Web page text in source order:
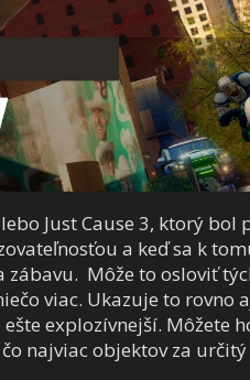
Just Cause 3, ktorý bol
a keď sa k
Môže to osloviť
viac. Ukazuje to rovno
explozívnejší. Môžete
najviac objektov za určitý